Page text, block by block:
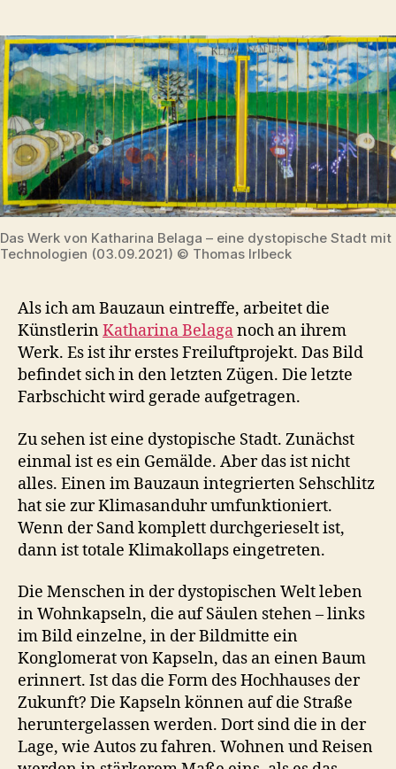
Das Werk von Katharina Belaga – eine dystopische Stadt
Technologien (03.09.2021) © Thomas Irlbeck
Als ich am Bauzaun eintreffe, arbeitet die
KünstlerinKatharina Belaganoch an ihrem
Werk. Es ist ihr erstes Freiluftprojekt. Das Bild
befindet sich in den letzten Zügen. Die letzte
Farbschicht wird gerade aufgetragen.
Zu sehen ist eine dystopische Stadt. Zunächst
einmal ist es ein Gemälde. Aber das ist nicht
alles. Einen im Bauzaun integrierten Sehschlitz
hat sie zur Klimasanduhr umfunktioniert.
Wenn der Sand komplett durchgerieselt ist,
dann ist totale Klimakollaps eingetreten.
Die Menschen in der dystopischen Welt leben
in Wohnkapseln, die auf Säulen stehen – links
im Bild einzelne, in der Bildmitte ein
Konglomerat von Kapseln, das an einen Baum
erinnert. Ist das die Form des Hochhauses der
Zukunft? Die Kapseln können auf die Straße
heruntergelassen werden. Dort sind die in der
Lage, wie Autos zu fahren. Wohnen und Reisen